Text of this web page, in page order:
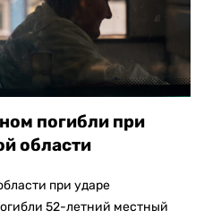
погибли при
области
при ударе
52-летний местный